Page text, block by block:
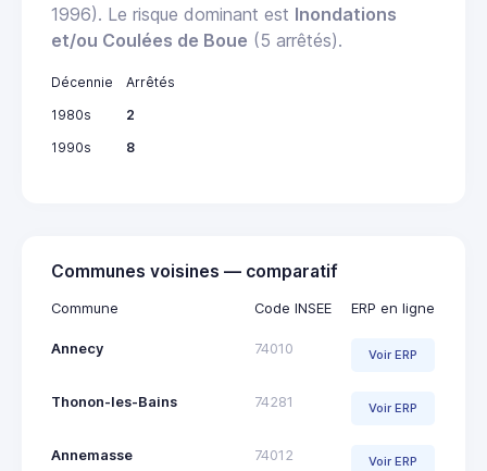
1996). Le risque dominant est Inondations
et/ou Coulées de Boue (5 arrêtés).
Décennie
Arrêtés
1980s
2
1990s
8
Communes voisines — comparatif
Commune Code INSEE ERP en ligne
Annecy 74010 Voir ERP
Thonon-les-Bains 74281 Voir ERP
Annemasse 74012 Voir ERP